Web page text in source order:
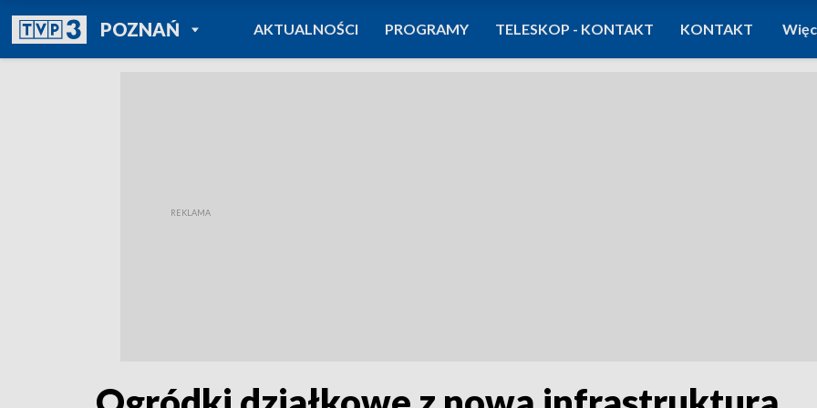
POZNAŃPOWRÓT DO
TVP REGIONY
AKTUALNOŚCI PROGRAMY TELESKOP - KONTAKT KONTAKT